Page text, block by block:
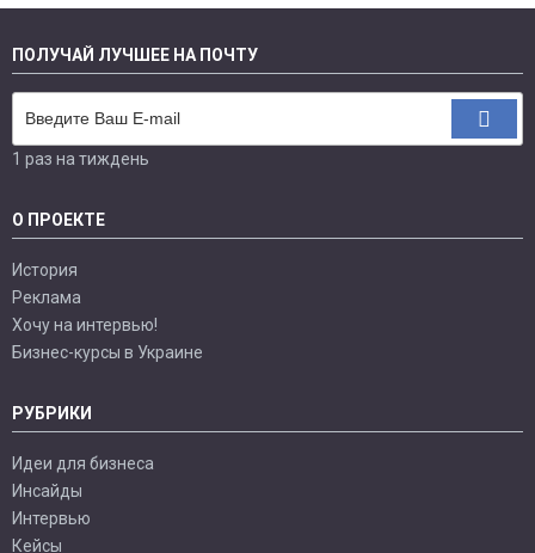
ПОЛУЧАЙ ЛУЧШЕЕ НА ПОЧТУ
1 раз на тиждень
О ПРОЕКТЕ
История
Реклама
Хочу на интервью!
Бизнес-курсы в Украине
РУБРИКИ
Идеи для бизнеса
Инсайды
Интервью
Кейсы